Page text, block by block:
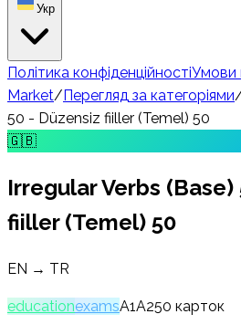
Укр
Політика конфіденційностіУмови
Market/Перегляд за категоріями
50 - Düzensiz fiiller (Temel) 50
🇬🇧
Irregular Verbs (Base)
fiiller (Temel) 50
EN → TR
educationexamsA1A250 карток